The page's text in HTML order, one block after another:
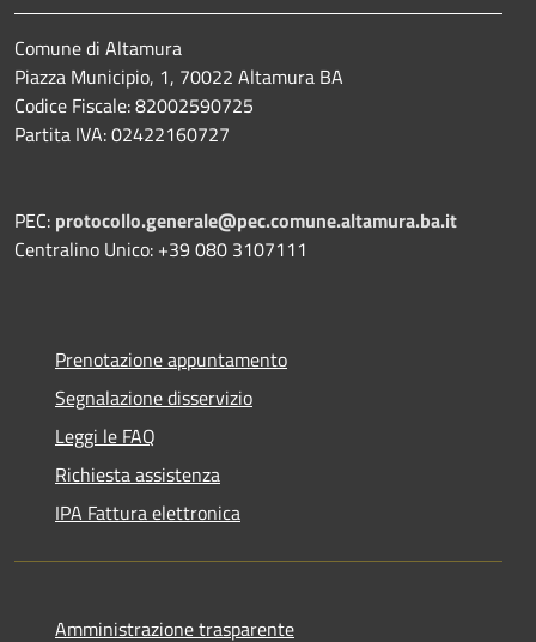
Comune di Altamura
Piazza Municipio, 1, 70022 Altamura BA
Codice Fiscale: 82002590725
Partita IVA: 02422160727
PEC: protocollo.generale@pec.comune.altamura.ba.it
Centralino Unico: +39 080 3107111
Prenotazione appuntamento
Segnalazione disservizio
Leggi le FAQ
Richiesta assistenza
IPA Fattura elettronica
Amministrazione trasparente